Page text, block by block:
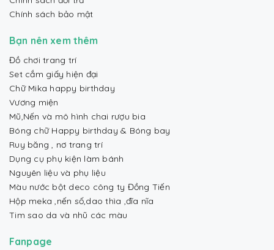
Chính sách bảo mật
Bạn nên xem thêm
Đồ chơi trang trí
Set cắm giấy hiện đại
Chữ Mika happy birthday
Vương miện
Mũ,Nến và mô hình chai rượu bia
Bóng chữ Happy birthday & Bóng bay
Ruy băng , nơ trang trí
Dụng cụ phụ kiện làm bánh
Nguyên liệu và phụ liệu
Màu nước bột deco công ty Đồng Tiến
Hộp meka ,nến số,dao thìa ,đĩa nĩa
Tim sao da và nhũ các màu
Fanpage